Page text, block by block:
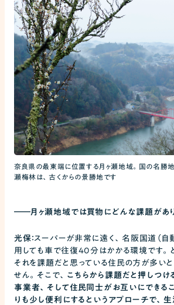
奈良県の最東端に位置する月ヶ瀬地域。国の名勝
瀬梅林は、古くからの景勝地です
――月ヶ瀬地域では買物にどんな課題があり
光保：スーパーが非常に遠く、名阪国道（自
用しても車で往復40分はかかる環境です。
それを課題だと思っている住民の方が多い
せん。そこで、 こちらから課題だと押しつけ
事業者、そして住民同士がお互いにできる
りも少し便利にするというアプローチで、